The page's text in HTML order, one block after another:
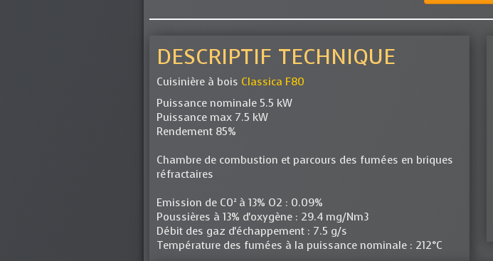
DESCRIPTIF TECHNIQUE
Cuisinière à bois Classica F80
Puissance nominale 5.5 kW
Puissance max 7.5 kW
Rendement 85%
Chambre de combustion et parcours des fumées en briques
réfractaires
Emission de C0² à 13% O2 : 0.09%
Poussières à 13% d'oxygène : 29.4 mg/Nm3
Débit des gaz d'échappement : 7.5 g/s
Température des fumées à la puissance nominale : 212°C